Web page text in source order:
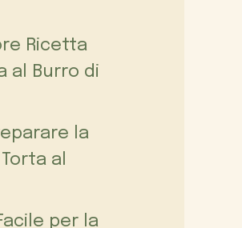
Ricetta
al Burro di
la
al
per la